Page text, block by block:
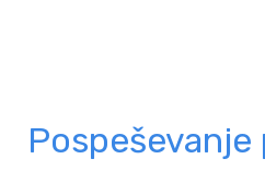
Pospeševanje